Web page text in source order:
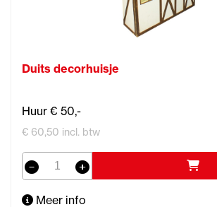
Duits decorhuisje
Huur € 50,-
€ 60,50 incl. btw
Meer info